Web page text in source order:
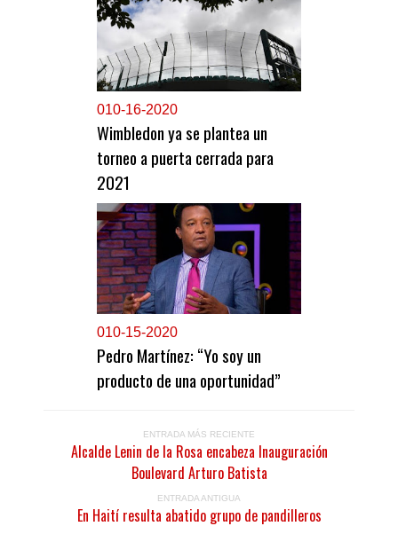
010-16-2020
Wimbledon ya se plantea un
torneo a puerta cerrada para
2021
010-15-2020
Pedro Martínez: “Yo soy un
producto de una oportunidad”
ENTRADA MÁS RECIENTE
Alcalde Lenin de la Rosa encabeza Inauguración
Boulevard Arturo Batista
ENTRADA ANTIGUA
En Haití resulta abatido grupo de pandilleros